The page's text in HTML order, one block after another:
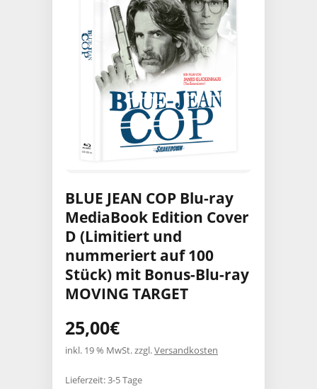
BLUE JEAN COP Blu-ray
MediaBook Edition Cover
D (Limitiert und
nummeriert auf 100
Stück) mit Bonus-Blu-ray
MOVING TARGET
25,00€
inkl. 19 % MwSt.zzgl.Versandkosten
Lieferzeit:3-5 Tage